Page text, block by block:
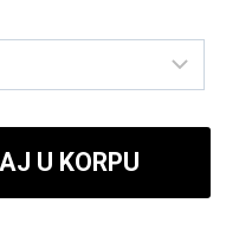
U KORPU